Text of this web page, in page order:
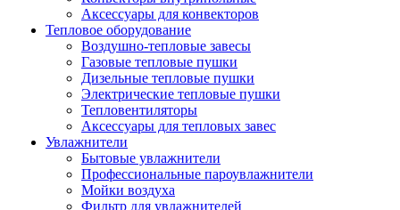
Аксессуары для конвекторов
Тепловое оборудование
Воздушно-тепловые завесы
Газовые тепловые пушки
Дизельные тепловые пушки
Электрические тепловые пушки
Тепловентиляторы
Аксессуары для тепловых завес
Увлажнители
Бытовые увлажнители
Профессиональные пароувлажнители
Мойки воздуха
Фильтр для увлажнителей